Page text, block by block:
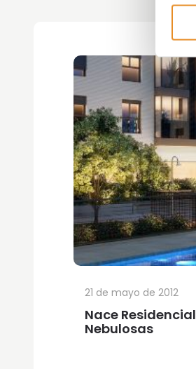
Nace Residencial
Nebulosas
21 de mayo de 2012